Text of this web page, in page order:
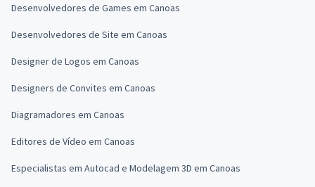
Desenvolvedores de Games em Canoas
Desenvolvedores de Site em Canoas
Designer de Logos em Canoas
Designers de Convites em Canoas
Diagramadores em Canoas
Editores de Vídeo em Canoas
Especialistas em Autocad e Modelagem 3D em Canoas